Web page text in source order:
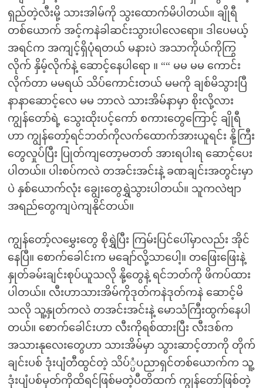
ရှည်တဲ့လီးမို့ သားအါမ်ကို သွးထောက်မိပါတယ်။ ချိုရီ
တစ်ယောက် အင့်ကနဲခါဆင်းသွားပါလေရော။ ဒါပေမယ့်
အရင်က အကျင့်ရှိပုံရတယ် မနားပဲ အသာကိုယ်ကိုကြွ
လိုက် နှိမ့်လိုက်နဲ့ ဆောင့်နေပါရော ။ ““ မမ မမ ကောင်း
လိုက်တာ မမရယ် သိပ်ကောင်းတယ် မမကို ချစ်မိသွားပြီ
နာနာဆောင့်လေ မမ ဘာလဲ သားအိမ်နာမှာ စိုးလို့လား
ကျွန်တော်ရဲ့ သွေးထိုးပင့်ကော် စကားတွေကြောင့် ချိုရီ
ဟာ ကျွန်တော့်ရင်ဘတ်ကိုလက်ထောက်အားယူရင်း နို့ကြီး
တွေလှုပ်ပြီး ပြုတ်ကျတော့မတတ် အားရပါးရ ဆောင့်ပေး
ပါတယ်။ ပါးစပ်ကလဲ တအင်းအင်းနဲ့ ခဏချင်းအတွင်းမှာ
ပဲ နှစ်ယောက်လုံး ချွေးတွေရွှဲသွားပါတယ်။ သူကလဲဗျာ
အရည်တွေကျပဲကျနိုင်တယ်။
ကျွန်တော့်လမွှေးတွေ စိုရွှဲပြီး ကြမ်းပြင်ပေါ်မှာလည်း အိုင်
နေပြီ။ စောက်ခေါင်းက မချော်လို့သာပေါ့။ တဖြေးဖြေးနဲ့
နှုတ်ခမ်းချင်းစုပ်ယူသလို နို့တွေနဲ့ ရင်ဘတ်ကို ဖိကပ်ထား
ပါတယ်။ လီးဟာသားအိမ်ကိုဒုတ်ကနဲဒုတ်ကနဲ ဆောင့်မိ
သလို သူ့နှုတ်ကလဲ တအင်းအင်းနဲ့ မောသံကြီးထွက်နေပါ
တယ်။ စောက်ခေါင်းဟာ လီးကိုရစ်ထားပြီး လီးဒစ်က
အသားနုလေးတွေဟာ သားအိမ်မှာ သွားဆာင့်တာကို တိုက်
ချင်းပစ် ဒုံးပျံတီထွင်တဲ့ သိပ်္ပံပညာရှင်တစ်ယောက်က သူ့
ဒုံးပျံပစ်မှတ်ကိုထိရင်ဖြစ်မတဲ့ပီတိထက် ကျွန်တော်ဖြစ်တဲ့